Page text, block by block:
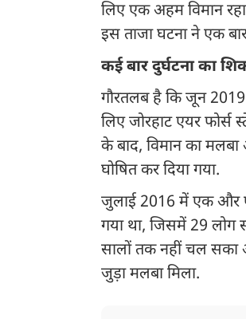
लिए एक अहम विमान
इस ताजा घटना ने एक
कई बार दुर्घटना का
गौरतलब है कि जून
लिए जोरहाट एयर
के बाद, विमान का
घोषित कर दिया गया.
जुलाई 2016 में एक और
गया था, जिसमें 29
सालों तक नहीं चल सका
जुड़ा मलबा मिला.